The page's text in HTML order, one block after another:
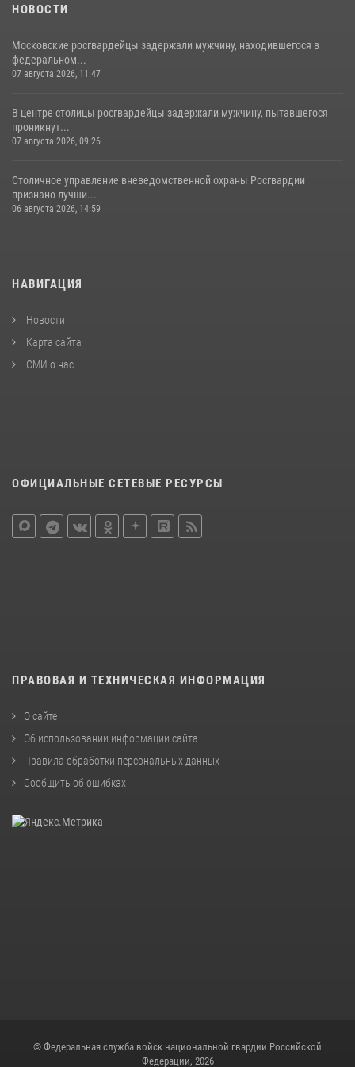
НОВОСТИ
Московские росгвардейцы задержали мужчину, находившегося в
федеральном...
07 августа 2026, 11:47
В центре столицы росгвардейцы задержали мужчину, пытавшегося
проникнут...
07 августа 2026, 09:26
Столичное управление вневедомственной охраны Росгвардии
признано лучши...
06 августа 2026, 14:59
НАВИГАЦИЯ
Новости
Карта сайта
СМИ о нас
ОФИЦИАЛЬНЫЕ СЕТЕВЫЕ РЕСУРСЫ
ПРАВОВАЯ И ТЕХНИЧЕСКАЯ ИНФОРМАЦИЯ
О сайте
Об использовании информации сайта
Правила обработки персональных данных
Сообщить об ошибках
© Федеральная служба войск национальной гвардии Российской
Федерации, 2026